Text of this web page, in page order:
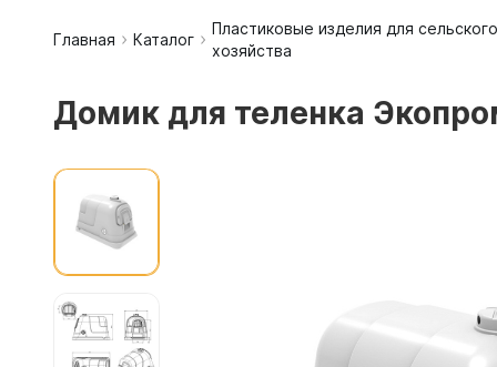
Емкости
Емкости
Главная Каталог
Пластиковые изделия для сельского
хозяйства
Домик для теленка